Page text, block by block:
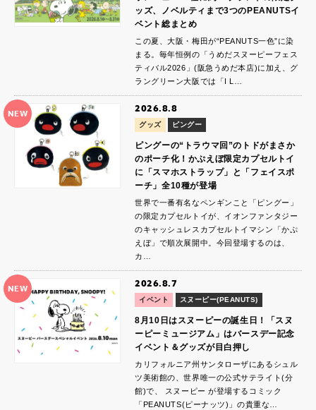
ッズ、ノベルティまで3つのPEANUTSイ
ベント総まとめ
この夏、大阪・梅田が“PEANUTS一色”に染
まる。毎年恒例の「うめだスヌーピーフェス
ティバル2026」(阪急うめだ本店)に加え、グ
ラングリーン大阪では「I L…
NEW 2026.8.8
グッズ ピングー
ピングーの“トラウマ回”のトドがまさか
のポーチ化！かぷえぼ限定カプセルトイ
に「スマホストラップ」と「フェイスポ
ーチ」全10種が登場
世界で一番有名なペンギンこと「ピングー」
の限定カプセルトイが、イオンファンタジー
のキャッシュレスカプセルトイマシン「かぷ
えぼ」で順次展開中。今回登場するのは、
カ…
NEW 2026.8.7
イベント スヌーピー(PEANUTS)
8月10日はスヌーピーの誕生日！「スヌ
ーピーミュージアム」はバースデー記念
イベント＆グッズが目白押し
カリフォルニア州サンタローザにあるシュル
ツ美術館の、世界唯一の公式サテライト(分
館)で、 スヌーピー が登場するコミック
「PEANUTS(ピーナッツ)」の貴重な…